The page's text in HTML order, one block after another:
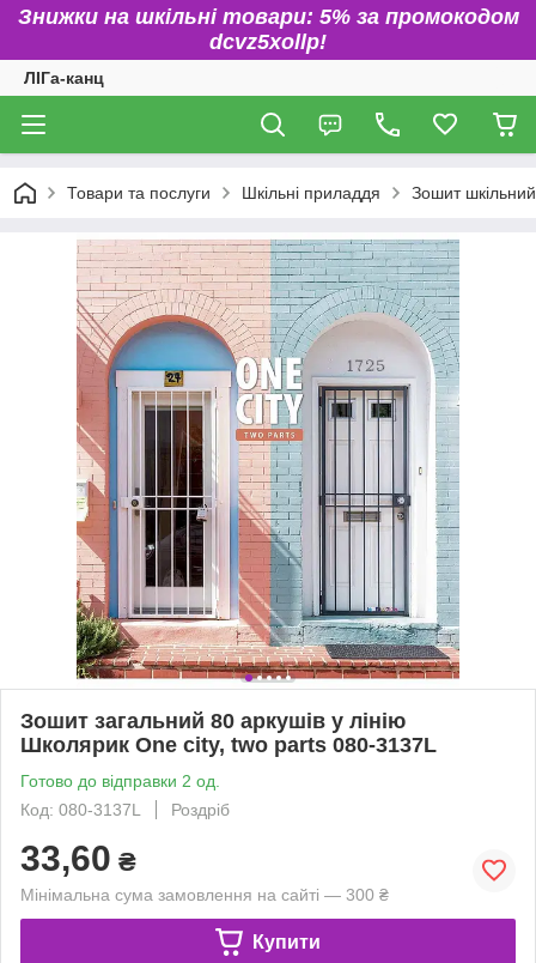
Знижки на шкільні товари: 5% за промокодом
dcvz5xollp!
ЛІГа-канц
Товари та послуги Шкільні приладдя Зошит шкільний
Зошит загальний 80 аркушів у лінію
Школярик One city, two parts 080-3137L
Готово до відправки 2 од.
Код: 080-3137L
Роздріб
33,60 ₴
Мінімальна сума замовлення на сайті — 300 ₴
Купити